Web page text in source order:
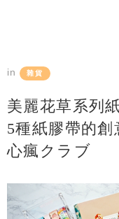
in 雜貨
美麗花草系列
5種紙膠帶的
心瘋クラブ